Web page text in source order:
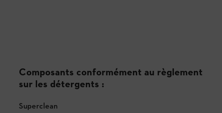
Composants conformément au règlement
sur les détergents :
Superclean